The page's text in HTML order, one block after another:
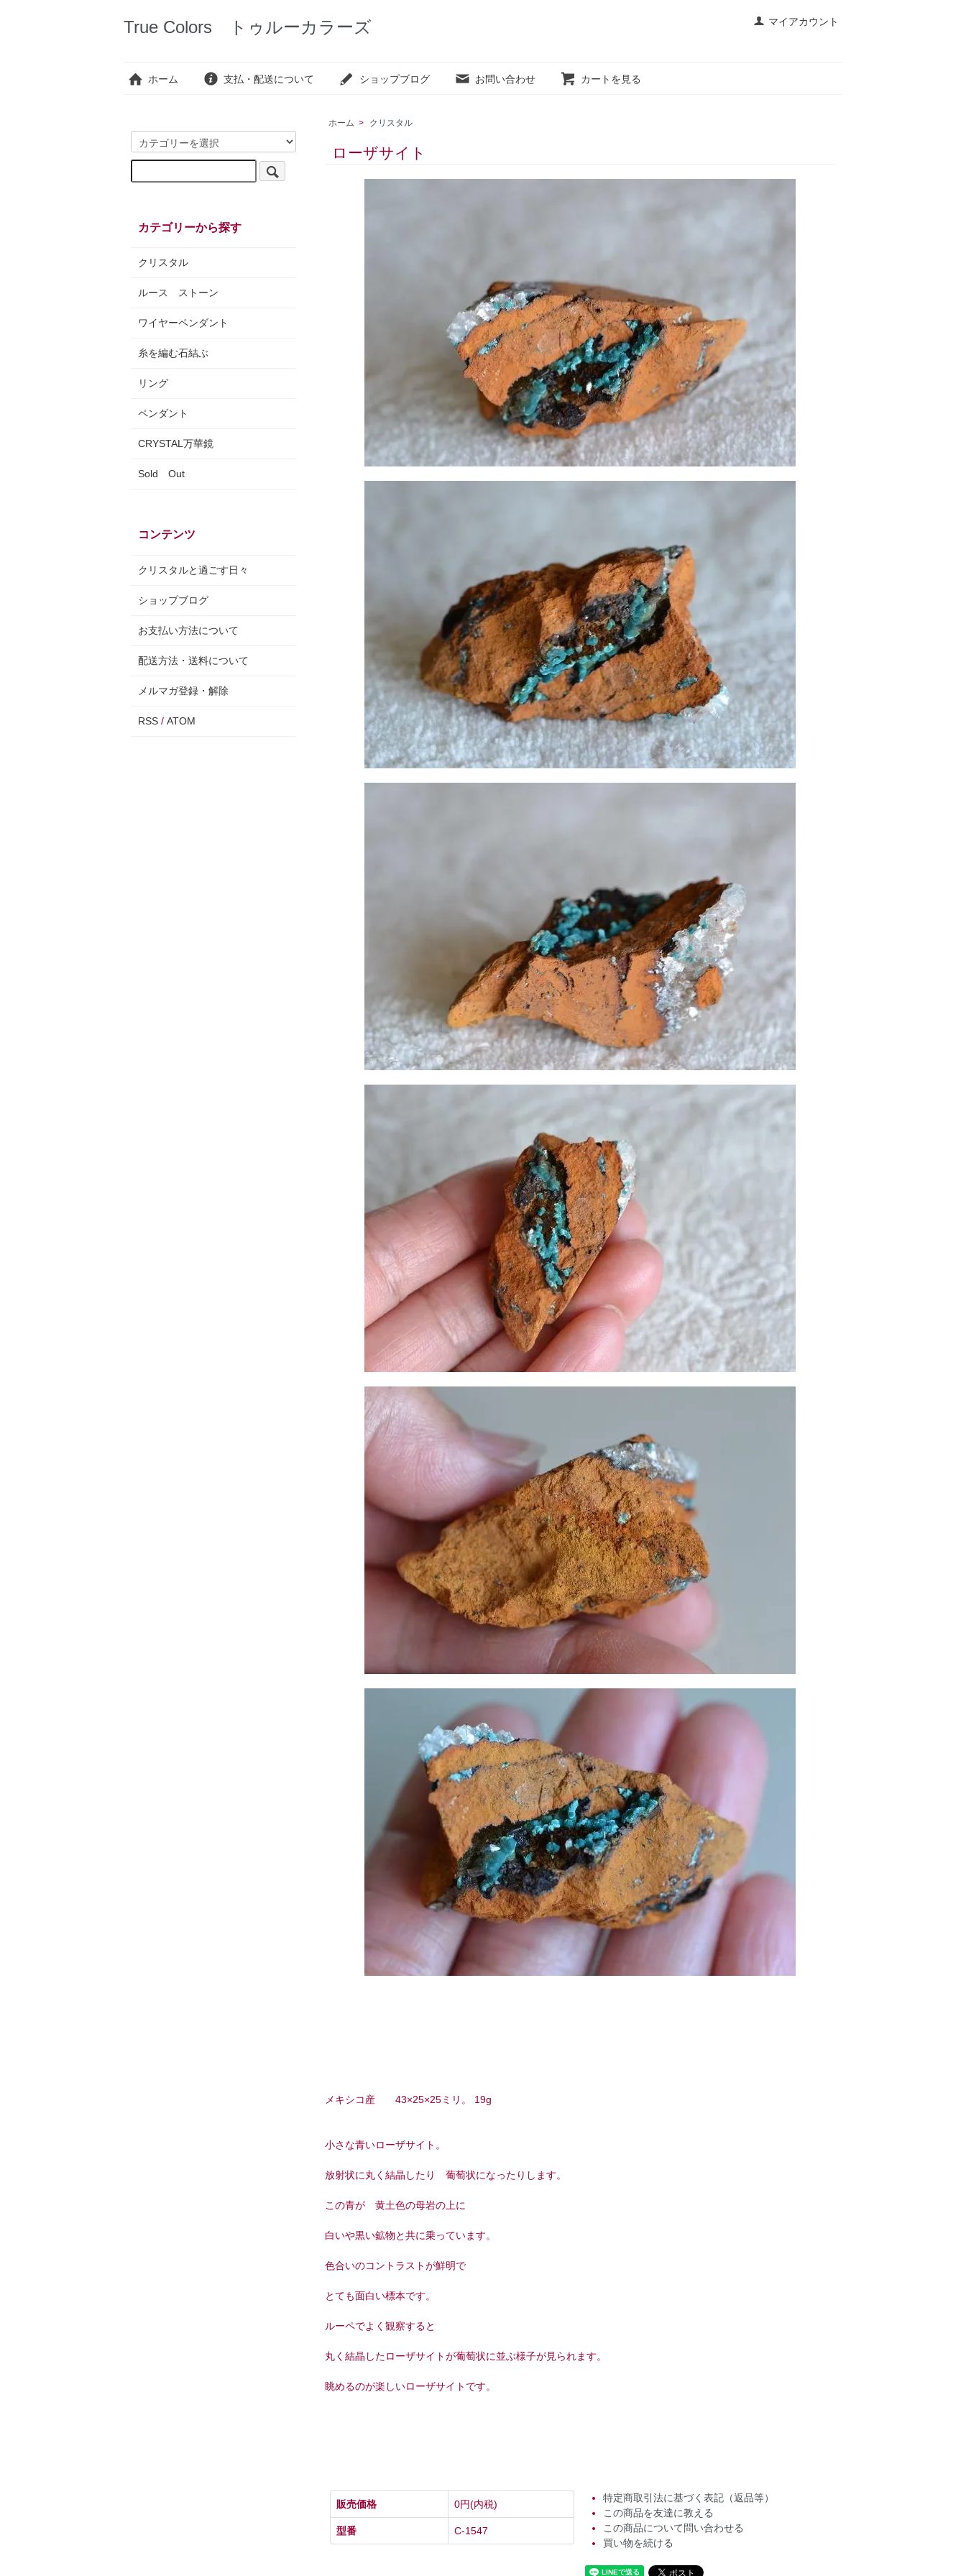
マイアカウント
True Colors トゥルーカラーズ
ホーム 支払・配送について ショップブログ お問い合わせ カートを見る
ホーム > クリスタル
ローザサイト
メキシコ産 43×25×25ミリ。 19g
小さな青いローザサイト。
放射状に丸く結晶したり 葡萄状になったりします。
この青が 黄土色の母岩の上に
白いや黒い鉱物と共に乗っています。
色合いのコントラストが鮮明で
とても面白い標本です。
ルーペでよく観察すると
丸く結晶したローザサイトが葡萄状に並ぶ様子が見られます。
眺めるのが楽しいローザサイトです。
販売価格 0円(内税)
型番 C-1547
特定商取引法に基づく表記（返品等）
この商品を友達に教える
この商品について問い合わせる
買い物を続ける
カテゴリーから探す
クリスタル
ルース ストーン
ワイヤーペンダント
糸を編む石結ぶ
リング
ペンダント
CRYSTAL万華鏡
Sold Out
コンテンツ
クリスタルと過ごす日々
ショップブログ
お支払い方法について
配送方法・送料について
メルマガ登録・解除
RSS / ATOM